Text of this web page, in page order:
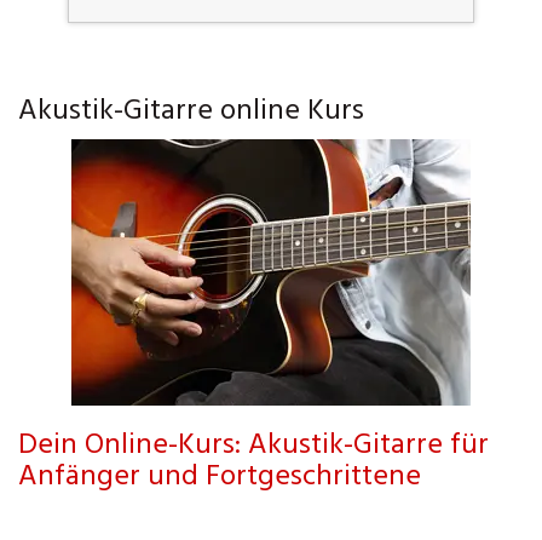
Akustik-Gitarre online Kurs
Dein Online-Kurs: Akustik-Gitarre für
Anfänger und Fortgeschrittene